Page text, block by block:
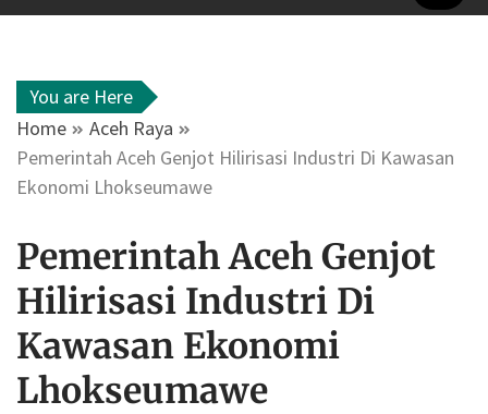
You are Here
Home
Aceh Raya
Pemerintah Aceh Genjot Hilirisasi Industri Di Kawasan
Ekonomi Lhokseumawe
Pemerintah Aceh Genjot
Hilirisasi Industri Di
Kawasan Ekonomi
Lhokseumawe